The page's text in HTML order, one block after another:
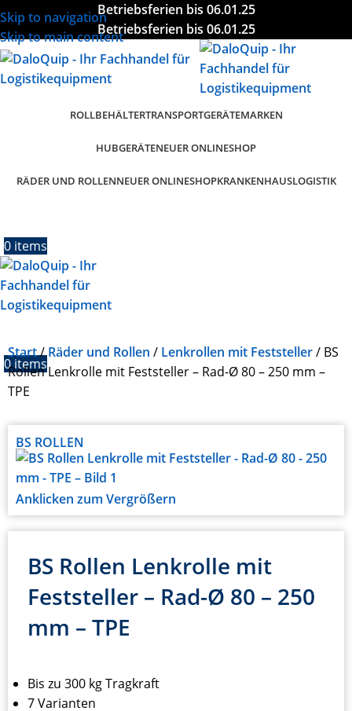
Skip to navigation
Skip to main content
Betriebsferien bis 06.01.25
Betriebsferien bis 06.01.25
ROLLBEHÄLTERTRANSPORTGERÄTEMARKEN
HUBGERÄTENEUER ONLINESHOP
RÄDER UND ROLLENNEUER ONLINESHOPKRANKENHAUSLOGISTIK
0 items
0items
Start Räder und Rollen Lenkrollen mit Feststeller
BS
Rollen Lenkrolle mit Feststeller – Rad-Ø 80 – 250 mm –
TPE
BS ROLLEN
Anklicken zum Vergrößern
BS Rollen Lenkrolle mit
Feststeller – Rad-Ø 80 – 250
mm – TPE
Bis zu 300 kg Tragkraft
7 Varianten